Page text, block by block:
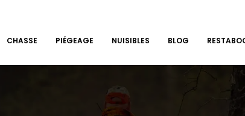
CHASSE PIÉGEAGE NUISIBLES BLOG